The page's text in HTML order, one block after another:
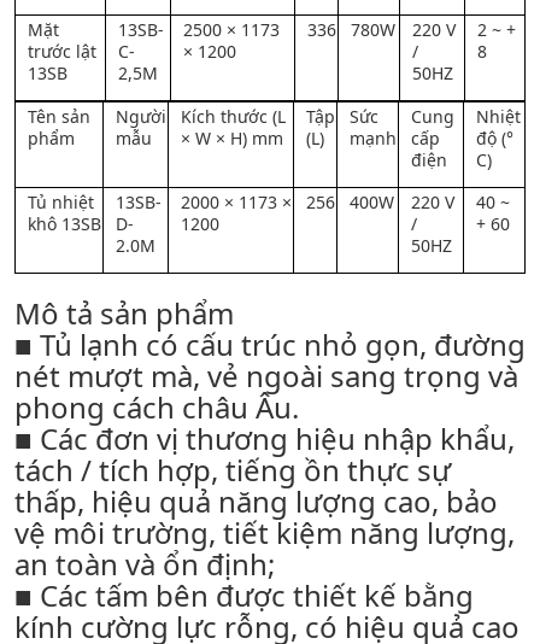
Mặt
trước lật
13SB
13SB-
C-
2,5M
2500 × 1173
× 1200
336 780W
220 V
/
50HZ
2 ~ +
8
Tên sản
phẩm
Người
mẫu
Kích thước (L
× W × H) mm
Tập
(L)
Sức
mạnh
Cung
cấp
điện
Nhiệt
độ (°
C)
Tủ nhiệt
khô 13SB
13SB-
D-
2.0M
2000 × 1173 ×
1200
256 400W
220 V
/
50HZ
40 ~
+ 60
Mô tả sản phẩm
■ Tủ lạnh có cấu trúc nhỏ gọn, đường
nét mượt mà, vẻ ngoài sang trọng và
phong cách châu Âu.
■ Các đơn vị thương hiệu nhập khẩu,
tách / tích hợp, tiếng ồn thực sự
thấp, hiệu quả năng lượng cao, bảo
vệ môi trường, tiết kiệm năng lượng,
an toàn và ổn định;
■ Các tấm bên được thiết kế bằng
kính cường lực rỗng, có hiệu quả cao